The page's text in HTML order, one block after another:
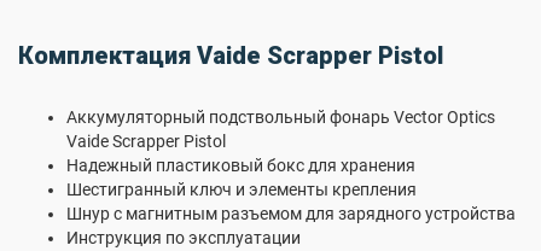
Комплектация Vaide Scrapper Pistol
Аккумуляторный подствольный фонарь Vector Optics
Vaide Scrapper Pistol
Надежный пластиковый бокс для хранения
Шестигранный ключ и элементы крепления
Шнур с магнитным разъемом для зарядного устройства
Инструкция по эксплуатации